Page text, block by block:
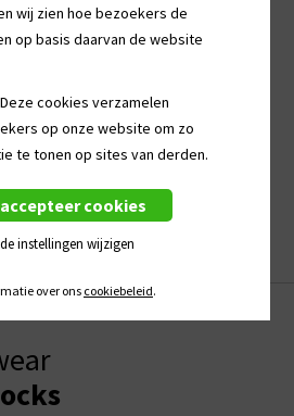
wij zien hoe bezoekers de
op basis daarvan de website
Deze cookies verzamelen
op onze website om zo
te tonen op sites van derden.
cookies
instellingen wijzigen
over ons cookiebeleid.